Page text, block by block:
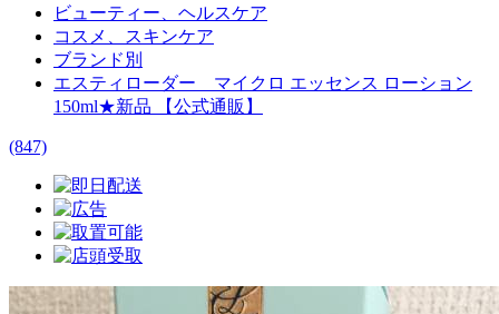
ビューティー、ヘルスケア
コスメ、スキンケア
ブランド別
エスティローダー マイクロ エッセンス ローション
150ml★新品 【公式通販】
(847)